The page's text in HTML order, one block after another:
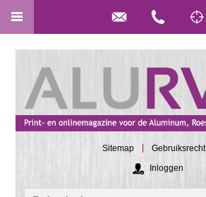
Sitemap
Gebruiksrecht
Inloggen